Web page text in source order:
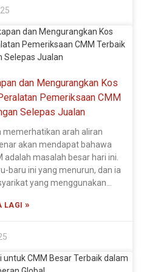
Ia bukan sahaja membuat
ia juga mengurangkan masa
Itu menang-menang
mengenai meningkatkan
kos. Sekarang, jika anda
Equipment Co., Ltd.
R&D dan pengeluaran yang
mereka adalah pakar
Itulah beberapa komitmen
Sebagai sebuah syarikat
tinggi dengan hak
berada di tempat utama
Pemeriksaan CMM
dan Mengurangkan Kos
Pemeriksaan CMM
Selepas Jualan
memerhatikan arah aliran
akan mendapat bahawa
masalah besar hari ini.
baru ini yang menurun, dan ia
yang menggunakan
mereka sehingga 30%!
dan meningkatkan
pengilang bergegas untuk
sementara masih
LAGI»